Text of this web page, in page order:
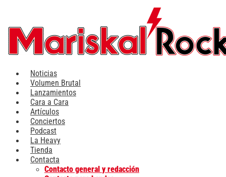
contenido
Noticias
Volumen Brutal
Lanzamientos
Cara a Cara
Artículos
Conciertos
Podcast
La Heavy
Tienda
Contacta
Contacto general y redacción